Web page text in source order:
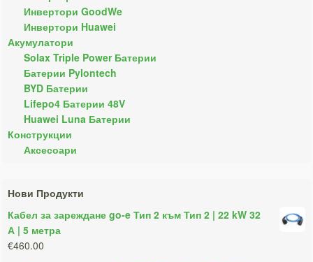
Инвертори GoodWe
Инвертори Huawei
Акумулатори
Solax Triple Power Батерии
Батерии Pylontech
BYD Батерии
Lifepo4 Батерии 48V
Huawei Luna Батерии
Конструкции
Аксесоари
Нови Продукти
Кабел за зареждане go-e Тип 2 към Тип 2 | 22 kW 32
А | 5 метра
€460.00